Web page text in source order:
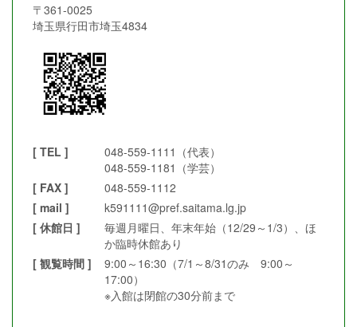
〒361-0025
埼玉県行田市埼玉4834
[ TEL ]
048-559-1111（代表）
048-559-1181（学芸）
[ FAX ]
048-559-1112
[ mail ]
k591111@pref.saitama.lg.jp
[ 休館日 ]
毎週月曜日、年末年始（12/29～1/3）、ほ
か臨時休館あり
[ 観覧時間 ]
9:00～16:30（7/1～8/31のみ 9:00～
17:00）
※入館は閉館の30分前まで